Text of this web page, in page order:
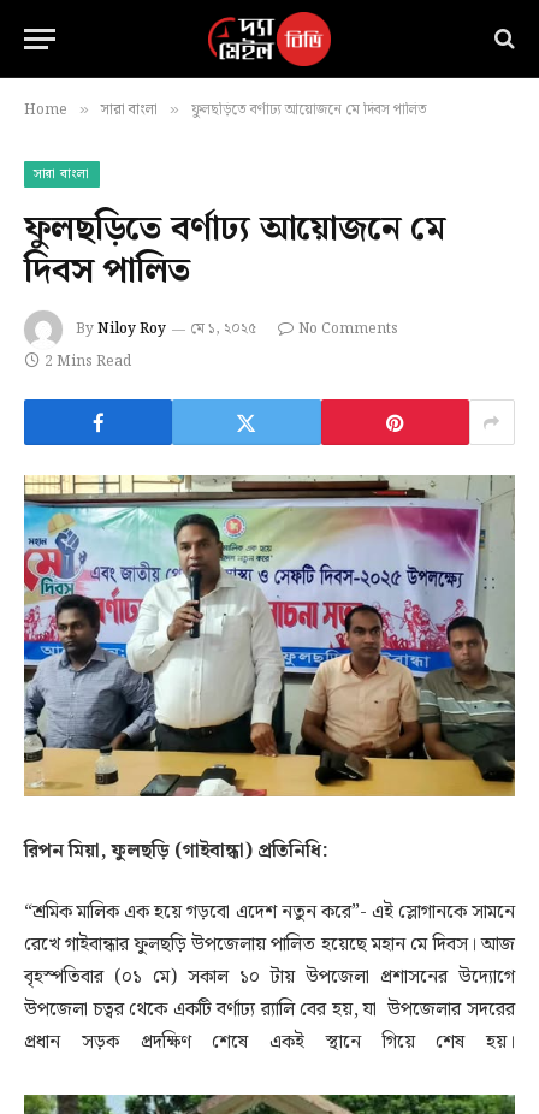
Home » সারা বাংলা » ফুলছড়িতে বর্ণাঢ্য আয়োজনে মে দিবস পালিত
সারা বাংলা
ফুলছড়িতে বর্ণাঢ্য আয়োজনে মে
দিবস পালিত
ByNiloy Roy মে ১, ২০২৫
No Comments
2 Mins Read
রিপন মিয়া, ফুলছড়ি (গাইবান্ধা) প্রতিনিধি:
“শ্রমিক মালিক এক হয়ে গড়বো এদেশ নতুন করে”- এই স্লোগানকে সামনে
রেখে গাইবান্ধার ফুলছড়ি উপজেলায় পালিত হয়েছে মহান মে দিবস। আজ
বৃহস্পতিবার (০১ মে) সকাল ১০ টায় উপজেলা প্রশাসনের উদ্যোগে
উপজেলা চত্বর থেকে একটি বর্ণাঢ্য র‌্যালি বের হয়, যা উপজেলার সদরের
প্রধান সড়ক প্রদক্ষিণ শেষে একই স্থানে গিয়ে শেষ হয়।